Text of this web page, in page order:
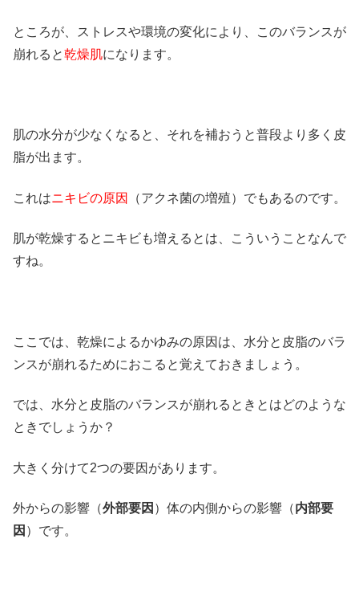
ところが、ストレスや環境の変化により、このバランスが
崩れると乾燥肌になります。
肌の水分が少なくなると、それを補おうと普段より多く皮
脂が出ます。
これはニキビの原因 （アクネ菌の増殖）でもあるのです。
肌が乾燥するとニキビも増えるとは、こういうことなんで
すね。
ここでは、乾燥によるかゆみの原因は、水分と皮脂のバラ
ンスが崩れるためにおこると覚えておきましょう。
では、水分と皮脂のバランスが崩れるときとはどのような
ときでしょうか？
大きく分けて2つの要因があります。
外からの影響（外部要因 ）体の内側からの影響（内部要
因 ）です。